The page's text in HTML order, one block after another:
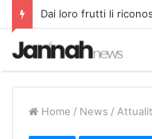
Dai loro frutti li
Home / News /